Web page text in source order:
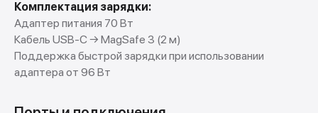
Комплектация зарядки:
Адаптер питания 70 Вт
Кабель USB-C → MagSafe 3 (2 м)
Поддержка быстрой зарядки при использовании
адаптера от 96 Вт